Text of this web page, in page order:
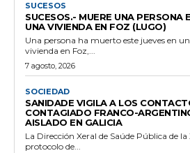
SUCESOS
SUCESOS.- MUERE UNA PERSONA
UNA VIVIENDA EN FOZ (LUGO)
Una persona ha muerto este jueves en
vivienda en Foz,...
7 agosto, 2026
SOCIEDAD
SANIDADE VIGILA A LOS
CONTAGIADO FRANCO-
AISLADO EN GALICIA
La Dirección Xeral de Saúde Pública de
protocolo de...